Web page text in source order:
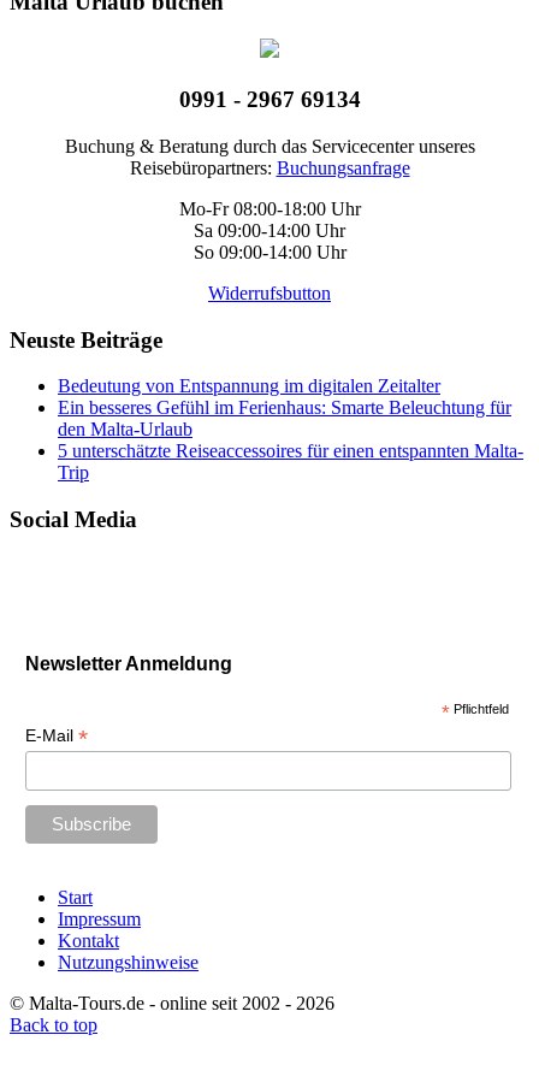
0991 - 2967 69134
Buchung & Beratung durch das Servicecenter unseres
Reisebüropartners: Buchungsanfrage
Mo-Fr 08:00-18:00 Uhr
Sa 09:00-14:00 Uhr
So 09:00-14:00 Uhr
Widerrufsbutton
Neuste Beiträge
Bedeutung von Entspannung im digitalen Zeitalter
Ein besseres Gefühl im Ferienhaus: Smarte Beleuchtung für
den Malta-Urlaub
5 unterschätzte Reiseaccessoires für einen entspannten Malta-
Trip
Social Media
Newsletter Anmeldung
* Pflichtfeld
E-Mail *
Start
Impressum
Kontakt
Nutzungshinweise
© Malta-Tours.de - online seit 2002 - 2026
Back to top